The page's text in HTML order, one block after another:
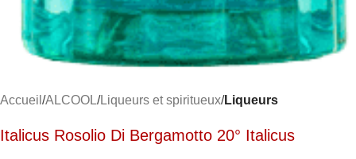
Accueil ALCOOL Liqueurs et spiritueux Liqueurs
Italicus Rosolio Di Bergamotto 20° Italicus